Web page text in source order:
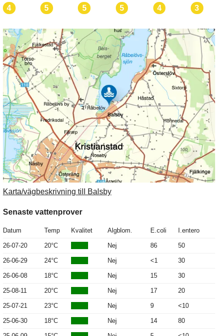
4
5
5
5
4
3
Karta/vägbeskrivning till Balsby
Senaste vattenprover
Datum Temp Kvalitet Algblom. E.coli I.entero
26-07-20 20°C Nej 86 50
26-06-29 24°C Nej <1 30
26-06-08 18°C Nej 15 30
25-08-11 20°C Nej 17 20
25-07-21 23°C Nej 9 <10
25-06-30 18°C Nej 14 80